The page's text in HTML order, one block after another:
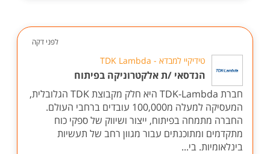
לפני דקה
טידיקיי למבדא - TDK Lambda
הנדסאי /ת אלקטרוניקה בפיתוח
חברת TDK-Lambda היא חלק מקבוצת TDK הגלובלית,
המעסיקה למעלה מ100,000 עובדים ברחבי העולם.
החברה מתמחה בפיתוח, ייצור ושיווק של ספקי כוח
מתקדמים ומתוכנתים עבור מגוון רחב של תעשיות
בינלאומיות. בי...